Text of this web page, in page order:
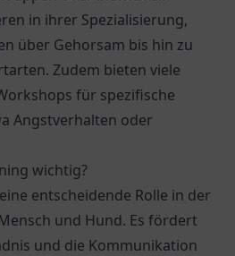
in ihrer Spezialisierung,
über Gehorsam bis hin zu
Zudem bieten viele
für spezifische
Angstverhalten oder
wichtig?
entscheidende Rolle in der
und Hund. Es fördert
und die Kommunikation